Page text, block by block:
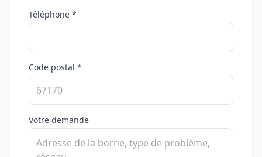
Téléphone *
Code postal *
Votre demande